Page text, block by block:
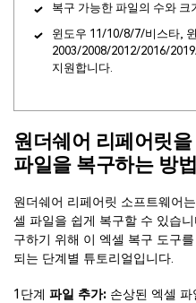
복구 가능한 파일의 수와 크
윈도우 11/10/8/7/비스타,
2003/2008/2012/2016/
지원합니다.
원더쉐어 리페어릿
파일을 복구하는 방
원더쉐어 리페어릿 소프트웨어
셀 파일을 쉽게 복구할 수 있습
구하기 위해 이 엑셀 복구 도구
되는 단계별 튜토리얼입니다.
1단계 파일 추가: 손상된 엑셀